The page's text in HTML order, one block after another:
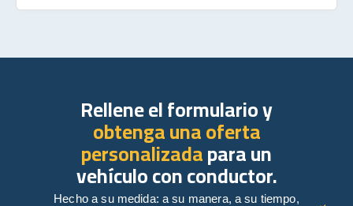
Rellene el formulario y
obtenga una oferta
personalizadapara un
vehículo con conductor.
Hecho a su medida: a su manera, a su tiempo,